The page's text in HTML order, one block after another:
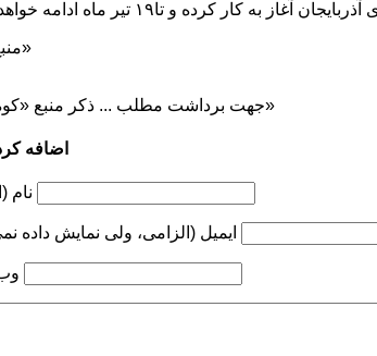
منبع:«ایرنا»
جهت برداشت مطلب ... ذکر منبع «کوه‌نوشت»
اضافه
نام
ایمیل (الزامی، ولی نمایش داده